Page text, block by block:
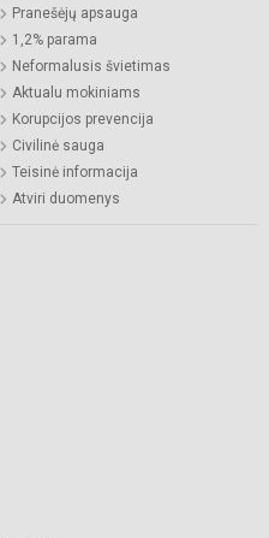
Pranešėjų apsauga
1,2% parama
Neformalusis švietimas
Aktualu mokiniams
Korupcijos prevencija
Civilinė sauga
Teisinė informacija
Atviri duomenys